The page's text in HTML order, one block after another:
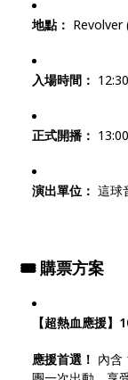
地點： Revolver
入場時間： 12:30
正式開播： 13:00
演出單位： 這球
🎟️ 購票方案
【超熱血應援
應援首選！ 內含